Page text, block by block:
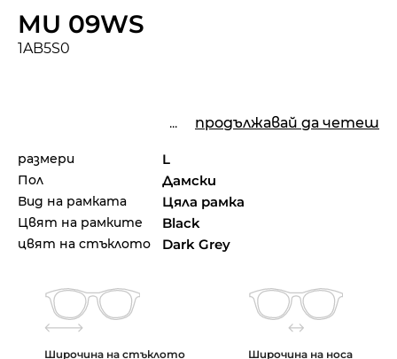
MU 09WS
1AB5S0
... продължавай да четеш
размери L
Пол Дамски
Вид на рамката Цяла рамка
Цвят на рамките Black
цвят на стъклото Dark Grey
Широчина на стъклото Широчина на носа